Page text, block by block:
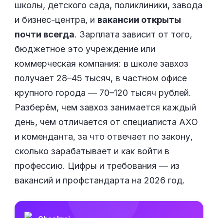
школы, детского сада, поликлиники, завода
и бизнес-центра, и вакансии открыты
почти всегда. Зарплата зависит от того,
бюджетное это учреждение или
коммерческая компания: в школе завхоз
получает 28–45 тысяч, в частном офисе
крупного города — 70–120 тысяч рублей.
Разберём, чем завхоз занимается каждый
день, чем отличается от специалиста АХО
и коменданта, за что отвечает по закону,
сколько зарабатывает и как войти в
профессию. Цифры и требования — из
вакансий и профстандарта на 2026 год.